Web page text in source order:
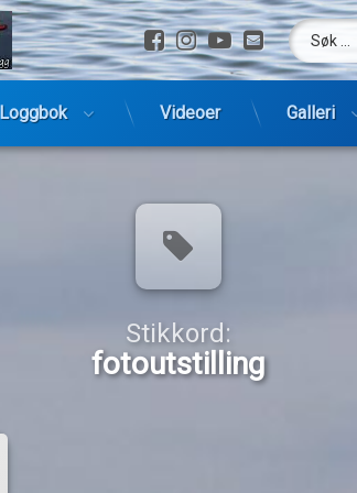
Facebook
Instagram
YouTube
E-post
Søk etter:
Loggbok Videoer Galleri
Stikkord:
fotoutstilling